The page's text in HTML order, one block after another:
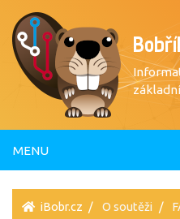
MENU
iBobr.cz O soutěži